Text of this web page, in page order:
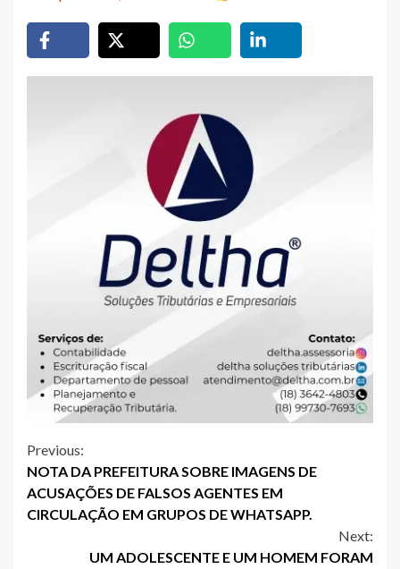
Continue
Reading
Previous:
NOTA DA PREFEITURA SOBRE IMAGENS DE
ACUSAÇÕES DE FALSOS AGENTES EM
CIRCULAÇÃO EM GRUPOS DE WHATSAPP.
Next:
UM ADOLESCENTE E UM HOMEM FORAM